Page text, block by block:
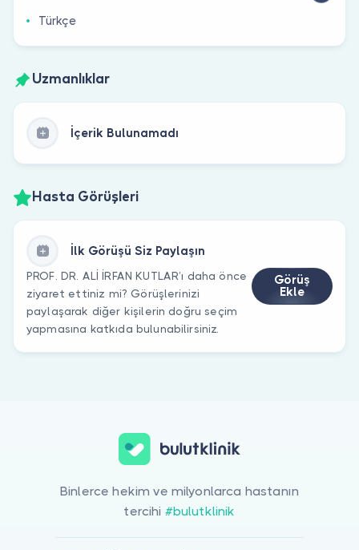
Türkçe
Uzmanlıklar
İçerik Bulunamadı
Hasta Görüşleri
İlk Görüşü Siz Paylaşın
PROF. DR. ALİ İRFAN KUTLAR’ı daha önce
ziyaret ettiniz mi? Görüşlerinizi
paylaşarak diğer kişilerin doğru seçim
yapmasına katkıda bulunabilirsiniz.
Görüş
Ekle
Binlerce hekim ve milyonlarca hastanın
tercihi #bulutklinik